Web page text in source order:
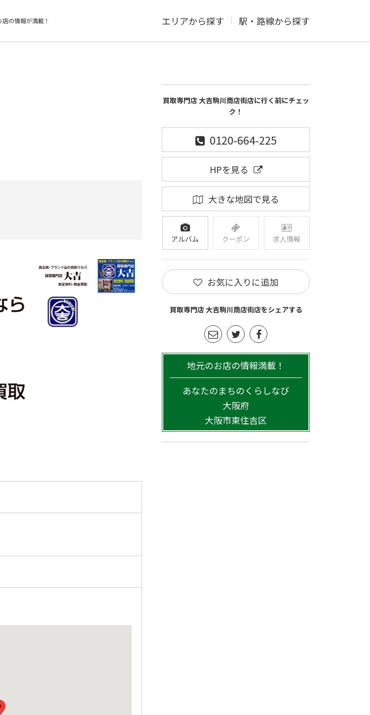
の情報が満載！ エリアから探す 駅・路線から探す
買取専門店 大吉駒川商店街店に行く前にチェッ
ク！
0120-664-225
HPを見る
大きな地図で見る
アルバム クーポン 求人情報
お気に入りに追加
買取専門店 大吉駒川商店街店をシェアする
地元のお店の情報満載！
あなたのまちのくらしなび
大阪府
大阪市東住吉区